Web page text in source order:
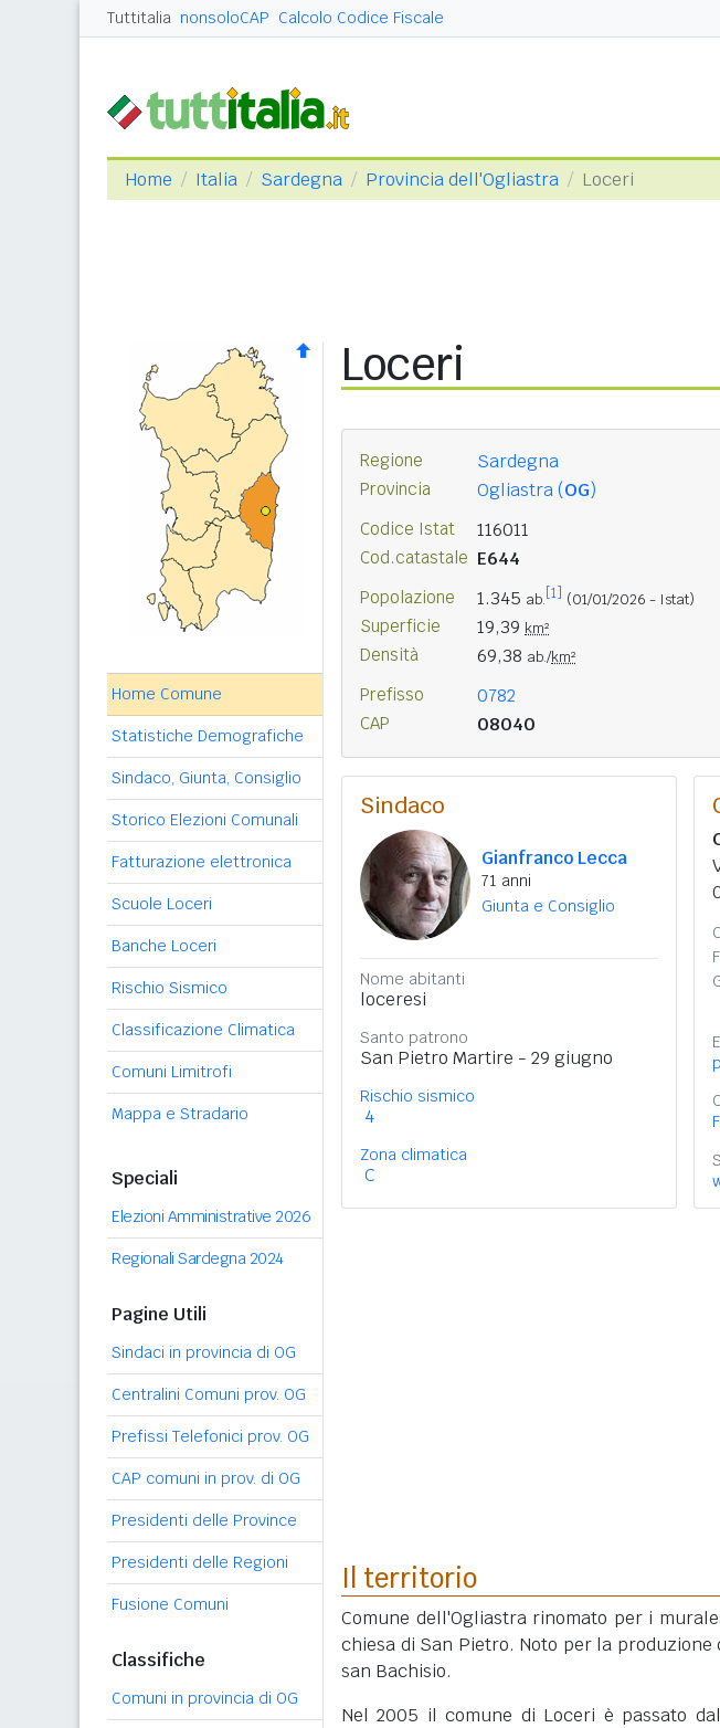
Tuttitalia nonsoloCAP Calcolo Codice Fiscale
Home Italia Sardegna Provincia dell'Ogliastra Loceri
Home Comune
Statistiche Demografiche
Sindaco, Giunta, Consiglio
Storico Elezioni Comunali
Fatturazione elettronica
Scuole Loceri
Banche Loceri
Rischio Sismico
Classificazione Climatica
Comuni Limitrofi
Mappa e Stradario
Speciali
Elezioni Amministrative 2026
Regionali Sardegna 2024
Pagine Utili
Sindaci in provincia di OG
Centralini Comuni prov. OG
Prefissi Telefonici prov. OG
CAP comuni in prov. di OG
Presidenti delle Province
Presidenti delle Regioni
Fusione Comuni
Classifiche
Comuni in provincia di OG
Loceri
Regione Sardegna
Provincia Ogliastra (OG)
Codice Istat 116011
Cod.catastale E644
Popolazione 1.345 ab. [1] (01/01/2026 - Istat)
Superficie 19,39 km²
Densità 69,38 ab./km²
Prefisso 0782
CAP 08040
Sindaco
Gianfranco Lecca
71 anni
Giunta e Consiglio
Nome abitanti
loceresi
Santo patrono
San Pietro Martire - 29 giugno
Rischio sismico
4
Zona climatica
C
Il territorio
Comune dell'Ogliastra rinomato per i
chiesa di San Pietro. Noto per la
san Bachisio.
Nel 2005 il comune di Loceri è passato